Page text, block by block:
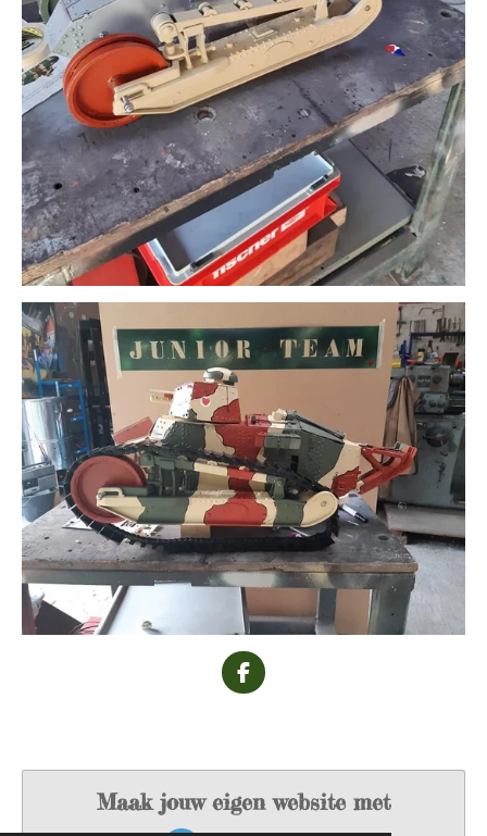
F
a
o
k
Maak jouw eigen website met